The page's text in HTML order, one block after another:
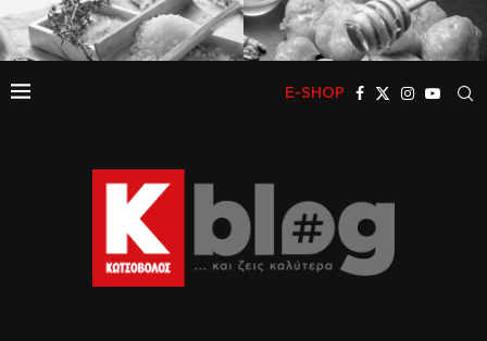
E-SHOP